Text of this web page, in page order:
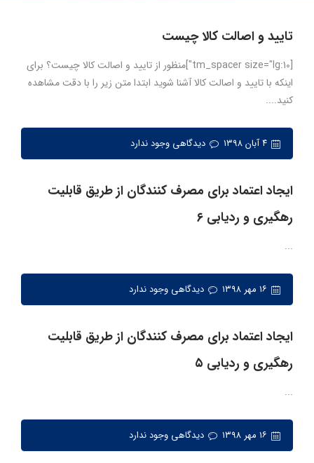
تایید و اصالت کالا چیست
[tm_spacer size="lg:10"]منظور از تایید و اصالت کالا چیست؟ برای
اینکه با تایید و اصالت کالا آشنا شوید ابتدا متن زیر را با دقت مشاهده
کنید....
۴ آبان ۱۳۹۸ دیدگاهی وجود ندارد
ایجاد اعتماد برای مصرف کنندگان از طریق قابلیت
رهگیری و ردیابی ۶
...
دیدگاهی وجود ندارد
ایجاد اعتماد برای مصرف کنندگان از طریق قابلیت
رهگیری و ردیابی ۵
...
دیدگاهی وجود ندارد